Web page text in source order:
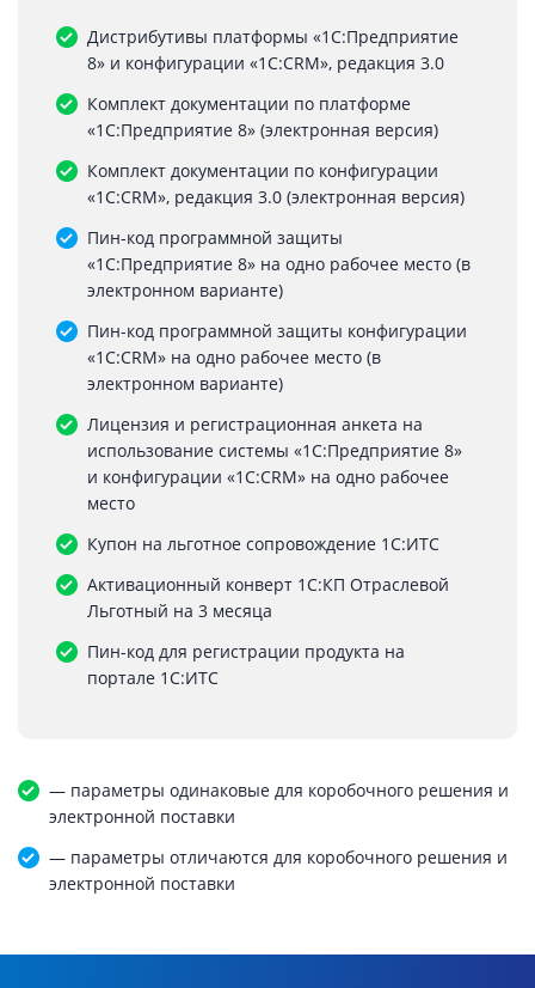
Дистрибутивы платформы «1С:Предприятие
8» и конфигурации «1С:CRM», редакция 3.0
Комплект документации по платформе
«1С:Предприятие 8» (электронная версия)
Комплект документации по конфигурации
«1С:CRM», редакция 3.0 (электронная версия)
Пин-код программной защиты
«1С:Предприятие 8» на одно рабочее место (в
электронном варианте)
Пин-код программной защиты конфигурации
«1С:CRM» на одно рабочее место (в
электронном варианте)
Лицензия и регистрационная анкета на
использование системы «1С:Предприятие 8»
и конфигурации «1C:CRM» на одно рабочее
место
Купон на льготное сопровождение 1С:ИТС
Активационный конверт 1С:КП Отраслевой
Льготный на 3 месяца
Пин-код для регистрации продукта на
портале 1С:ИТС
— параметры одинаковые для коробочного решения и
электронной поставки
— параметры отличаются для коробочного решения и
электронной поставки